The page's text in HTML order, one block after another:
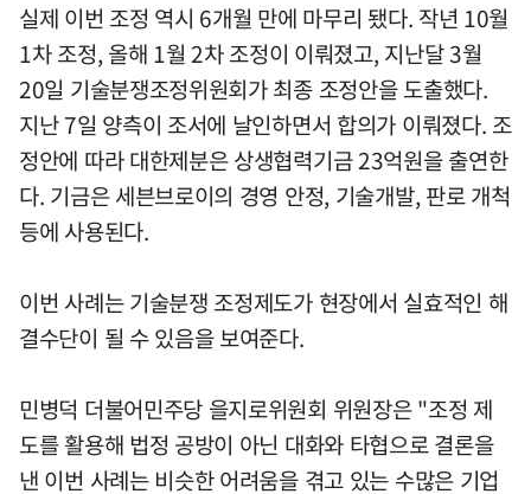
실제 이번 조정 역시 6개월 만에 마무리 됐다. 작년 10월
1차 조정, 올해 1월 2차 조정이 이뤄졌고, 지난달 3월
20일 기술분쟁조정위원회가 최종 조정안을 도출했다.
지난 7일 양측이 조서에 날인하면서 합의가 이뤄졌다. 조
정안에 따라 대한제분은 상생협력기금 23억원을 출연한
다. 기금은 세븐브로이의 경영 안정, 기술개발, 판로 개척
등에 사용된다.
이번 사례는 기술분쟁 조정제도가 현장에서 실효적인 해
결수단이 될 수 있음을 보여준다.
민병덕 더불어민주당 을지로위원회 위원장은 "조정 제
도를 활용해 법정 공방이 아닌 대화와 타협으로 결론을
낸 이번 사례는 비슷한 어려움을 겪고 있는 수많은 기업